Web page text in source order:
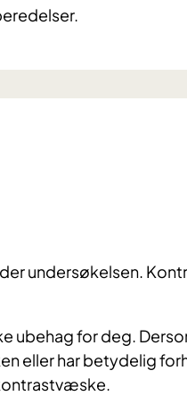
undersøkelsen.
ubehag for deg.
eller har betydelig